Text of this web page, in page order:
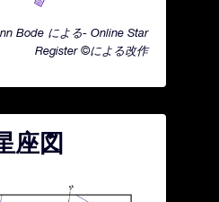
Bode による- Online Star
Register ©による改作
座図